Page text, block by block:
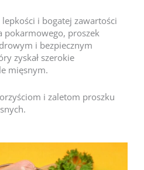
i bogatej zawartości
pokarmowego, proszek
i bezpiecznym
zyskał szerokie
mięsnym.
i zaletom proszku